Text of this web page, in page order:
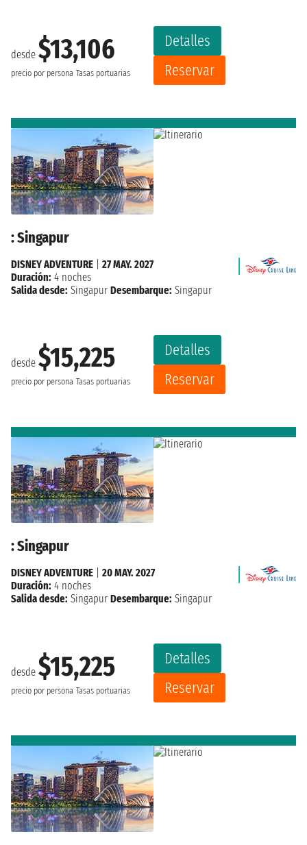
desde $13,106
precio por persona Tasas portuarias
Detalles
Reservar
: Singapur
desde $15,225
precio por persona Tasas portuarias
Detalles
Reservar
DISNEY ADVENTURE
27 MAY. 2027
Duración: 4 noches
Salida desde: Singapur Desembarque: Singapur
: Singapur
desde $15,225
precio por persona Tasas portuarias
Detalles
Reservar
DISNEY ADVENTURE
20 MAY. 2027
Duración: 4 noches
Salida desde: Singapur Desembarque: Singapur